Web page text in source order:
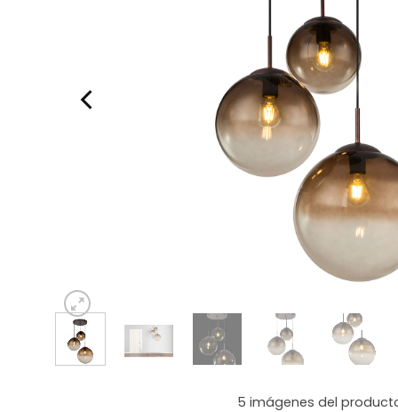
5 imágenes del